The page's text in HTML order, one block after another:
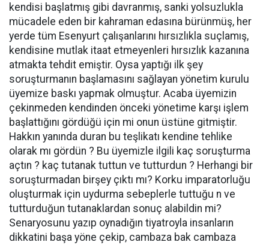
kendisi başlatmış gibi davranmış, sanki yolsuzlukla
mücadele eden bir kahraman edasına bürünmüş, her
yerde tüm Esenyurt çalışanlarını hırsızlıkla suçlamış,
kendisine mutlak itaat etmeyenleri hırsızlık kazanına
atmakta tehdit emiştir. Oysa yaptığı ilk şey
soruşturmanın başlamasını sağlayan yönetim kurulu
üyemize baskı yapmak olmuştur. Acaba üyemizin
çekinmeden kendinden önceki yönetime karşı işlem
başlattığını gördüğü için mi onun üstüne gitmiştir.
Hakkın yanında duran bu teşlikatı kendine tehlike
olarak mı gördün ? Bu üyemizle ilgili kaç soruşturma
açtın ? kaç tutanak tuttun ve tutturdun ? Herhangi bir
soruşturmadan birşey çıktı mı? Korku imparatorluğu
oluşturmak için uydurma sebeplerle tuttuğu n ve
tutturduğun tutanaklardan sonuç alabildin mi?
Senaryosunu yazıp oynadığın tiyatroyla insanların
dikkatini başa yöne çekip, cambaza bak cambaza